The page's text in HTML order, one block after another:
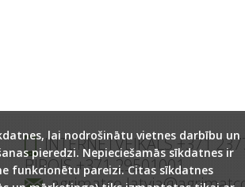
INTERNETVEIKALS +371
BIROJS +371 29501001
lai nodrošinātu vietnes darbību un
pieredzi. Nepieciešamās sīkdatnes ir
funkcionētu pareizi. Citas sīkdatnes